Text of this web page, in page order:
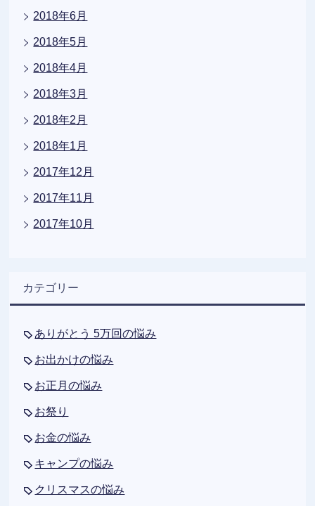
2018年6月
2018年5月
2018年4月
2018年3月
2018年2月
2018年1月
2017年12月
2017年11月
2017年10月
カテゴリー
ありがとう 5万回の悩み
お出かけの悩み
お正月の悩み
お祭り
お金の悩み
キャンプの悩み
クリスマスの悩み